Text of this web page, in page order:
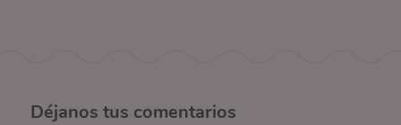
Déjanos tus comentarios